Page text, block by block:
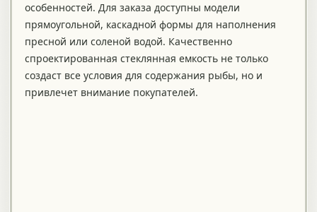
особенностей. Для заказа доступны модели
прямоугольной, каскадной формы для наполнения
пресной или соленой водой. Качественно
спроектированная стеклянная емкость не только
создаст все условия для содержания рыбы, но и
привлечет внимание покупателей.